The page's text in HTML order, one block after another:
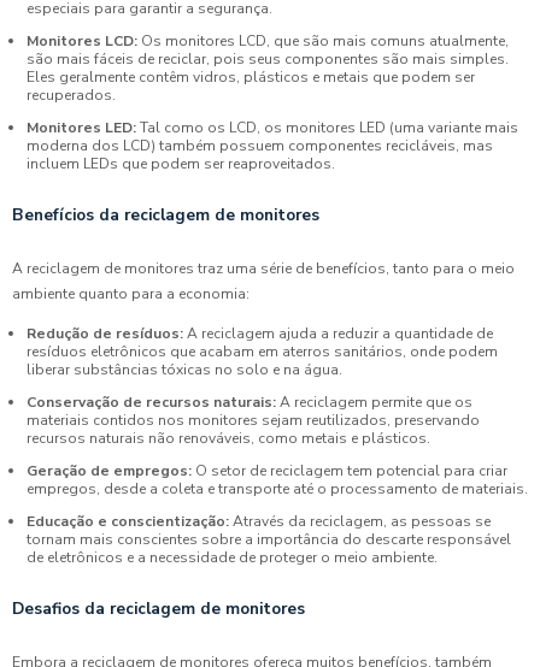
especiais para garantir a segurança.
Monitores LCD: Os monitores LCD, que são mais comuns atualmente,
são mais fáceis de reciclar, pois seus componentes são mais simples.
Eles geralmente contêm vidros, plásticos e metais que podem ser
recuperados.
Monitores LED:Tal como os LCD, os monitores LED (uma variante mais
moderna dos LCD) também possuem componentes recicláveis, mas
incluem LEDs que podem ser reaproveitados.
Benefícios da reciclagem de monitores
A reciclagem de monitores traz uma série de benefícios, tanto para o meio
ambiente quanto para a economia:
Redução de resíduos:A reciclagem ajuda a reduzir a quantidade de
resíduos eletrônicos que acabam em aterros sanitários, onde podem
liberar substâncias tóxicas no solo e na água.
Conservação de recursos naturais:A reciclagem permite que os
materiais contidos nos monitores sejam reutilizados, preservando
recursos naturais não renováveis, como metais e plásticos.
Geração de empregos: O setor de reciclagem tem potencial para criar
empregos, desde a coleta e transporte até o processamento de materiais.
Educação e conscientização:Através da reciclagem, as pessoas se
tornam mais conscientes sobre a importância do descarte responsável
de eletrônicos e a necessidade de proteger o meio ambiente.
Desafios da reciclagem de monitores
Embora a reciclagem de monitores ofereça muitos benefícios, também